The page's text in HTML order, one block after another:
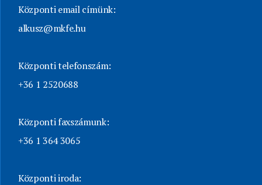
Központi email címünk:
alkusz@mkfe.hu
Központi telefonszám:
+36 1 2520688
Központi faxszámunk:
+36 1 364 3065
Központi iroda: